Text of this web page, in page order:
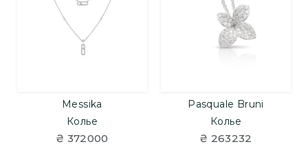
Messika
Колье
₴ 372000
Pasquale Bruni
Колье
₴ 263232